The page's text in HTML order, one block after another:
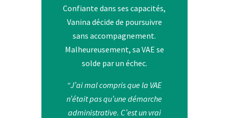
Confiante dans ses capacités,
Vanina décide de poursuivre
sans accompagnement.
Malheureusement, sa VAE se
solde par un échec.
“J’ai mal compris que la VAE
n’était pas qu’une démarche
administrative. C’est un vrai